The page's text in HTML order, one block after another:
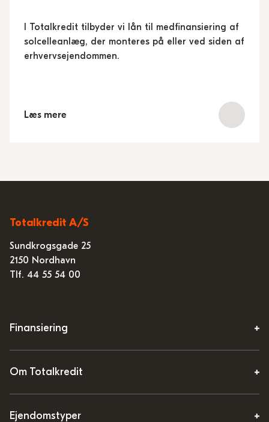
I Totalkredit tilbyder vi lån til medfinansiering af
solcelleanlæg, der monteres på eller ved siden af
erhvervsejendommen.
Læs mere
Totalkredit A/S
Sundkrogsgade 25
2150 Nordhavn
Tlf. 44 55 54 00
Finansiering
Om Totalkredit
Ejendomstyper